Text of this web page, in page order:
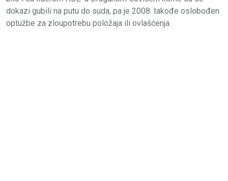
dokazi gubili na putu do suda, pa je 2008. takođe oslobođen
optužbe za zloupotrebu položaja ili ovlašćenja.